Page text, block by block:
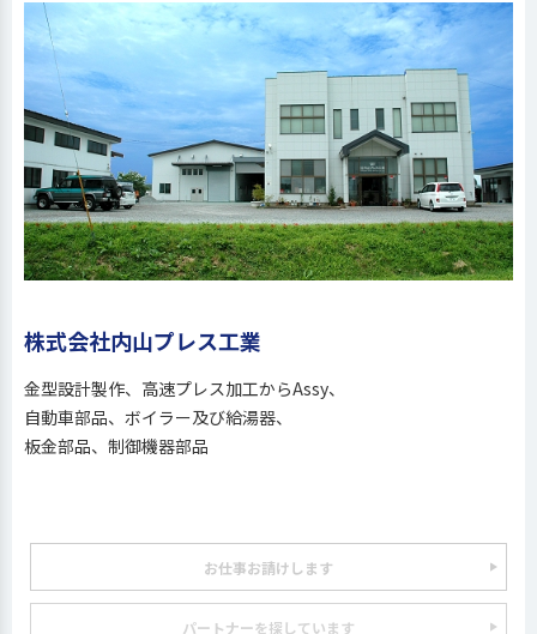
株式会社内山プレス工業
金型設計製作、高速プレス加工からAssy、
自動車部品、ボイラー及び給湯器、
板金部品、制御機器部品
お仕事お請けします
パートナーを探しています